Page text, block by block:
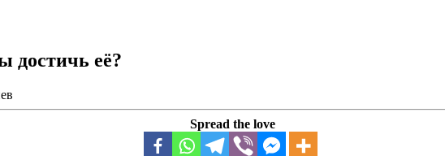
достичь её?
Spread the love